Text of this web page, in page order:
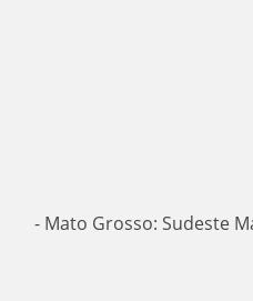
- Mato Grosso: Sudeste